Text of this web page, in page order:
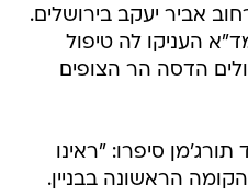
אביר יעקב בירושלים.
העניקו לה טיפול
הדסה הר הצופים
תורג'מן סיפרו: "ראינו
הראשונה בבניין.